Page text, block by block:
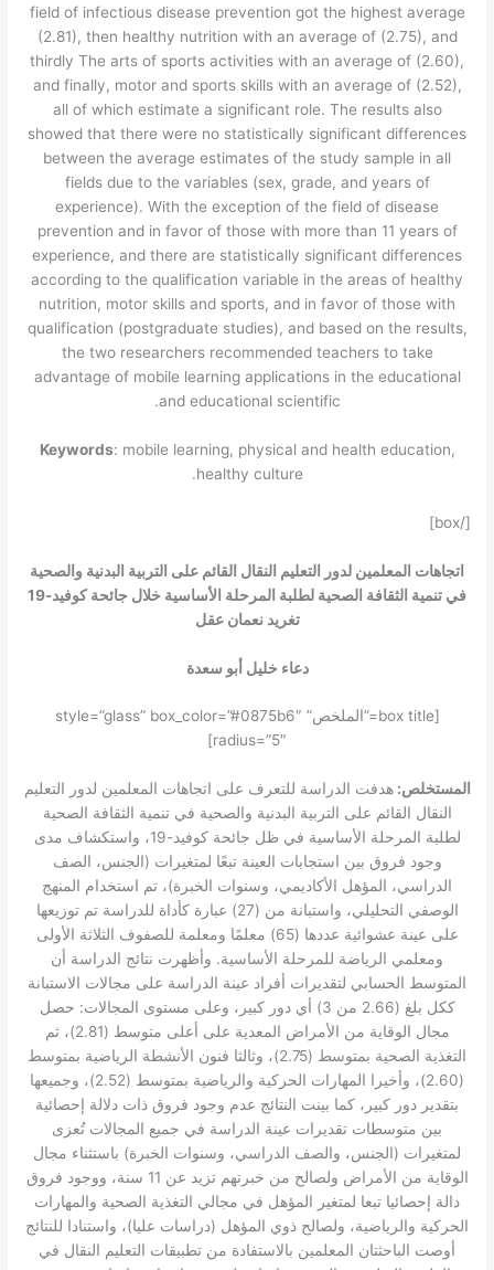
field of infectious disease prevention got the highest average
(2.81), then healthy nutrition with an average of (2.75), and
thirdly The arts of sports activities with an average of (2.60),
and finally, motor and sports skills with an average of (2.52),
all of which estimate a significant role. The results also
showed that there were no statistically significant differences
between the average estimates of the study sample in all
fields due to the variables (sex, grade, and years of
experience). With the exception of the field of disease
prevention and in favor of those with more than 11 years of
experience, and there are statistically significant differences
according to the qualification variable in the areas of healthy
nutrition, motor skills and sports, and in favor of those with
qualification (postgraduate studies), and based on the results,
the two researchers recommended teachers to take
advantage of mobile learning applications in the educational
and educational scientific.
Keywords: mobile learning, physical and health education,
healthy culture.
[/box]
اتجاهات المعلمين لدور التعليم النقال القائم على التربية البدنية والصحية
في تنمية الثقافة الصحية لطلبة المرحلة الأساسية خلال جائحة كوفيد-19
تغريد نعمان عقل
دعاء خليل أبو سعدة
[box title=”الملخص” style=”glass” box_color=”#0875b6″
radius=”5″]
المستخلص:هدفت الدراسة للتعرف على اتجاهات المعلمين لدور التعليم
النقال القائم على التربية البدنية والصحية في تنمية الثقافة الصحية
لطلبة المرحلة الأساسية في ظل جائحة كوفيد-19، واستكشاف مدى
وجود فروق بين استجابات العينة تبعًا لمتغيرات (الجنس، الصف
الدراسي، المؤهل الأكاديمي، وسنوات الخبرة)، تم استخدام المنهج
الوصفي التحليلي، واستبانة من (27) عبارة كأداة للدراسة تم توزيعها
على عينة عشوائية عددها (65) معلمًا ومعلمة للصفوف الثلاثة الأولى
ومعلمي الرياضة للمرحلة الأساسية. وأظهرت نتائج الدراسة أن
المتوسط الحسابي لتقديرات أفراد عينة الدراسة على مجالات الاستبانة
ككل بلغ (2.66 من 3) أي دور كبير، وعلى مستوى المجالات: حصل
مجال الوقاية من الأمراض المعدية على أعلى متوسط (2.81)، ثم
التغذية الصحية بمتوسط (2.75)، وثالثا فنون الأنشطة الرياضية بمتوسط
(2.60)، وأخيرا المهارات الحركية والرياضية بمتوسط (2.52)، وجميعها
بتقدير دور كبير، كما بينت النتائج عدم وجود فروق ذات دلالة إحصائية
بين متوسطات تقديرات عينة الدراسة في جميع المجالات تُعزى
لمتغيرات (الجنس، والصف الدراسي، وسنوات الخبرة) باستثناء مجال
الوقاية من الأمراض ولصالح من خبرتهم تزيد عن 11 سنة، ووجود فروق
دالة إحصائيا تبعا لمتغير المؤهل في مجالي التغذية الصحية والمهارات
الحركية والرياضية، ولصالح ذوي المؤهل (دراسات عليا)، واستنادا للنتائج
أوصت الباحثتان المعلمين بالاستفادة من تطبيقات التعليم النقال في